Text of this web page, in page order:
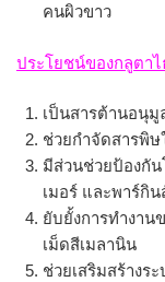
คนผิวขาว
ประโยชน์ของกลูตา
เป็นสารต้านอนุมู
ช่วยกำจัดสารพิษ
มีส่วนช่วยป้องกัน
เมอร์ และพาร์กิ
ยับยั้งการทำงาน
เม็ดสีเมลานิน
ช่วยเสริมสร้างร